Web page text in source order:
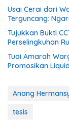
Usai Cerai dari
Terguncang:
Tujukkan Bukti
Perselingkuhan
Tuai Amarah
Promosikan
Anang
tesis